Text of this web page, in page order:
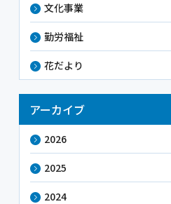
文化事業
勤労福祉
花だより
アーカイブ
2026
2025
2024